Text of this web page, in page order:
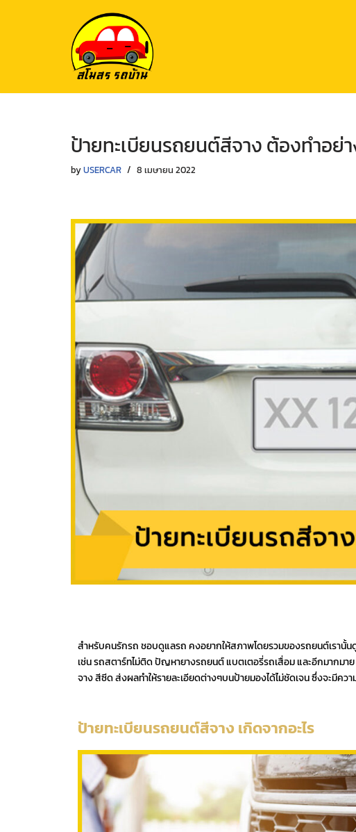
ป้ายทะเบียนรถยนต์สีจาง ต้องทำอย่า
byUSERCAR 8 เมษายน 2022
สำหรับคนรักรถ ชอบดูแลรถ คงอยากให้สภาพโดยรวมของรถยนต์เรานั้
เช่น รถสตาร์ทไม่ติด ปัญหายางรถยนต์ แบตเตอรี่รถเสื่อม และอีกมาก
จาง สีซีด ส่งผลทำให้รายละเอียดต่างๆบนป้ายมองได้ไม่ชัดเจน ซึ่งจะมีค
ป้ายทะเบียนรถยนต์สีจาง เกิดจากอะไร